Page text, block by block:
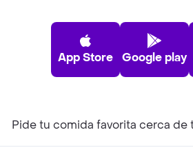
App Store Google play
Pide tu comida favorita cerca de